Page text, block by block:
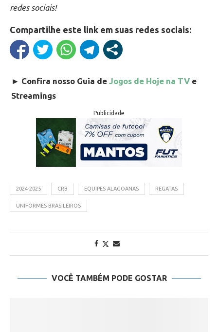
redes sociais!
Compartilhe este link em suas redes sociais:
► Confira nosso Guia de Jogos de Hoje na TV e
Streamings
Publicidade
2024-2025 CRB EQUIPES ALAGOANAS REGATAS
UNIFORMES BRASILEIROS
VOCÊ TAMBÉM PODE GOSTAR